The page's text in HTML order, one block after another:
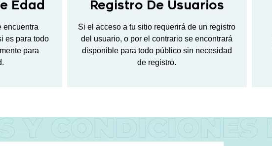
Edad
encuentra
es para todo
para
Registro De Usuarios
Si el acceso a tu sitio requerirá de un registro
del usuario, o por el contrario se encontrará
disponible para todo público sin necesidad
de registro.